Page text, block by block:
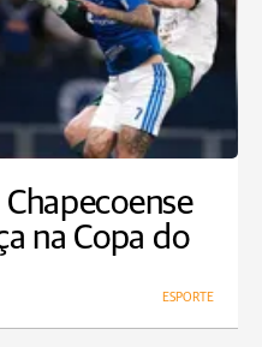
na Copa do
ESPORTE